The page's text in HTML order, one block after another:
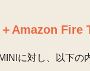
Amazon Fire
に対し、 以下の